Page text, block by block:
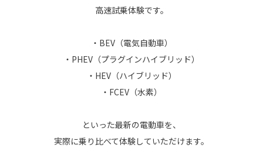
高速試乗体験です。
・BEV（電気自動車）
・PHEV（プラグインハイブリッド）
・HEV（ハイブリッド）
・FCEV（水素）
といった最新の電動車を、
実際に乗り比べて体験していただけます。